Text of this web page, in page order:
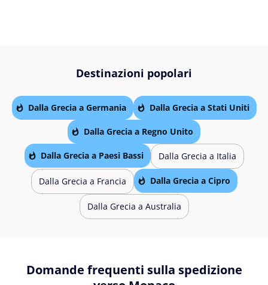
Destinazioni popolari
Dalla Grecia a Germania Dalla Grecia a Stati Uniti
Dalla Grecia a Regno Unito
Dalla Grecia a Paesi Bassi Dalla Grecia a Italia
Dalla Grecia a Francia Dalla Grecia a Cipro
Dalla Grecia a Australia
Domande frequenti sulla spedizione